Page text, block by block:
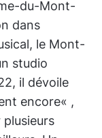
du-Mont-
dans
le Mont-
studio
il dévoile
encore« ,